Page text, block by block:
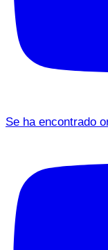
Se ha encontrado